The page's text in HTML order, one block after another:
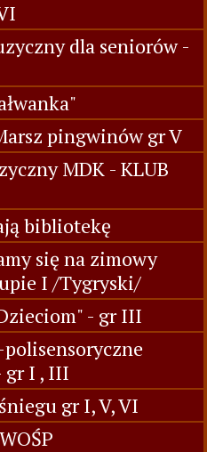
dla seniorów -
pingwinów gr V
MDK - KLUB
bibliotekę
się na zimowy
I /Tygryski/
- gr III
polisensoryczne
gr I , III
gr I, V, VI